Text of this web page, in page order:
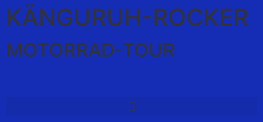
KÄNGURUH-ROCKER
MOTORRAD-TOUR